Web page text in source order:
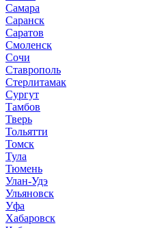
Самара
Саранск
Саратов
Смоленск
Сочи
Ставрополь
Стерлитамак
Сургут
Тамбов
Тверь
Тольятти
Томск
Тула
Тюмень
Улан-Удэ
Ульяновск
Уфа
Хабаровск